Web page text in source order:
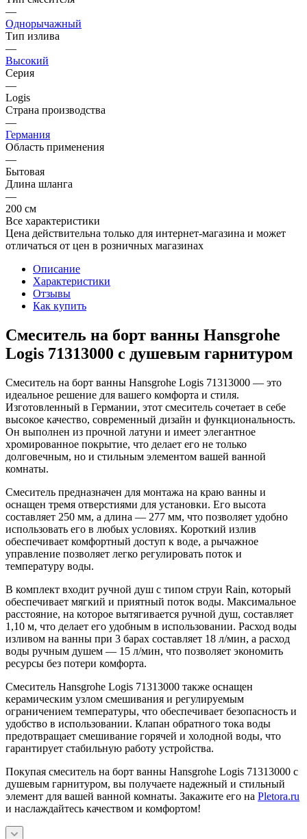
—
Однорычажный
Тип излива
—
Высокий
Серия
—
Logis
Страна производства
—
Германия
Область применения
—
Бытовая
Длина шланга
—
200 см
Все характеристики
Цена действительна только для интернет-магазина и может
отличаться от цен в розничных магазинах
Описание
Характеристики
Отзывы
Как купить
Смеситель на борт ванны Hansgrohe
Logis 71313000 с душевым гарнитуром
Смеситель на борт ванны Hansgrohe Logis 71313000 — это
идеальное решение для вашего комфорта и стиля.
Изготовленный в Германии, этот смеситель сочетает в себе
высокое качество, современный дизайн и функциональность.
Он выполнен из прочной латуни и имеет элегантное
хромированное покрытие, что делает его не только
долговечным, но и стильным элементом вашей ванной
комнаты.
Смеситель предназначен для монтажа на краю ванны и
оснащен тремя отверстиями для установки. Его высота
составляет 250 мм, а длина — 277 мм, что позволяет удобно
использовать его в любых условиях. Короткий излив
обеспечивает комфортный доступ к воде, а рычажное
управление позволяет легко регулировать поток и
температуру воды.
В комплект входит ручной душ с типом струи Rain, который
обеспечивает мягкий и приятный поток воды. Максимальное
расстояние, на которое вытягивается ручной душ, составляет
1,10 м, что делает его удобным в использовании. Расход воды
изливом на ванны при 3 барах составляет 18 л/мин, а расход
воды ручным душем — 15 л/мин, что позволяет экономить
ресурсы без потери комфорта.
Смеситель Hansgrohe Logis 71313000 также оснащен
керамическим узлом смешивания и регулируемым
ограничением температуры, что обеспечивает безопасность и
удобство в использовании. Клапан обратного тока воды
предотвращает смешивание горячей и холодной воды, что
гарантирует стабильную работу устройства.
Покупая смеситель на борт ванны Hansgrohe Logis 71313000 с
душевым гарнитуром, вы получаете надежный и стильный
элемент для вашей ванной комнаты. Закажите его на Pletora.ru
и наслаждайтесь качеством и комфортом!